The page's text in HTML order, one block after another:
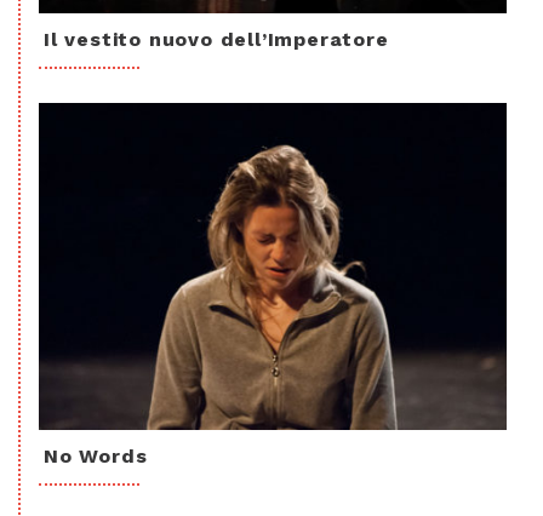
Il vestito nuovo dell’Imperatore
No Words